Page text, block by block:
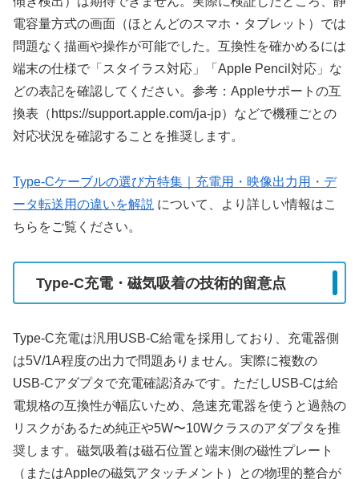
電容量方式の画面（ほとんどのスマホ・タブレット）では
問題なく描画や操作が可能でした。互換性を確かめるには
端末の仕様で「スタイラス対応」「Apple Pencil対応」な
どの表記を確認してください。参考：Appleサポートの互
換表（https://support.apple.com/ja-jp）などで機種ごとの
対応状況を確認することを推奨します。
Type-Cケーブルの選び方特集｜充電用・映像出力用・デ
ータ転送用の違いを解説 について、より詳しい情報はこ
ちらをご覧ください。
Type-C充電・磁気吸着の技術的留意点
Type-C充電は汎用USB-C給電を採用しており、充電器側
は5V/1A程度の出力で問題ありません。実際に複数の
USB-Cアダプタで充電確認済みです。ただしUSB-Cは給
電規格の互換性が幅広いため、急速充電器を使うと過熱の
リスクがあるため純正や5W〜10Wクラスのアダプタを推
奨します。磁気吸着は磁石位置と端末側の磁性プレート
（またはAppleの磁気アタッチメント）との物理的整合が